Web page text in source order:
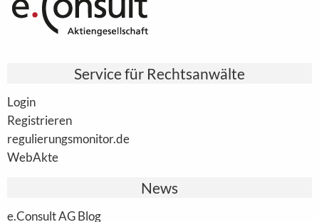
Service für Rechtsanwälte
Login
Registrieren
regulierungsmonitor.de
WebAkte
News
e.Consult AG Blog